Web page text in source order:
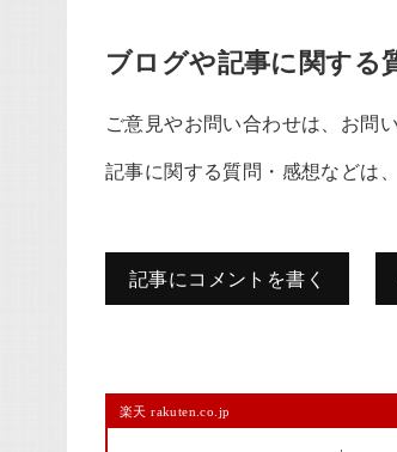
ブログや記事に関する
ご意見やお問い合わせは、お問
記事に関する質問・感想などは
記事にコメントを書く
楽天 rakuten.co.jp